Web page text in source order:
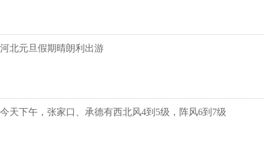
河北元旦假期晴朗利出游
今天下午，张家口、承德有西北风4到5级，阵风6到7级